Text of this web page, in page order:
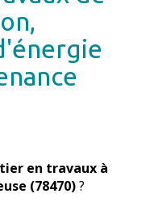
en travaux à
(78470) ?